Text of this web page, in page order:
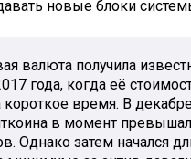
новые блоки
валюта получила
года, когда её
короткое время. В
в момент
Однако затем начался